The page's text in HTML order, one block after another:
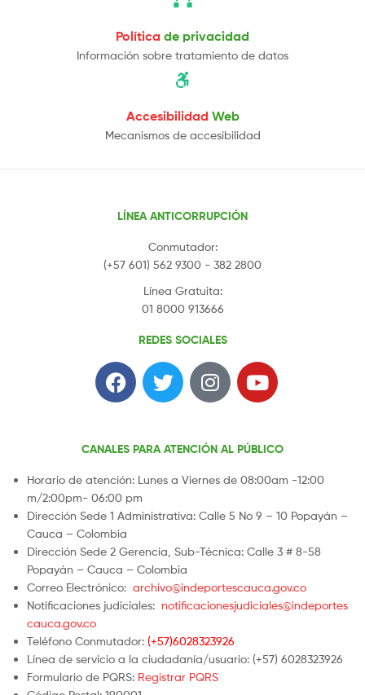
Política de privacidad
Información sobre tratamiento de datos
Accesibilidad Web
Mecanismos de accesibilidad
LÍNEA ANTICORRUPCIÓN
Conmutador:
(+57 601) 562 9300 - 382 2800
Línea Gratuita:
01 8000 913666
REDES SOCIALES
CANALES PARA ATENCIÓN AL PÚBLICO
Horario de atención: Lunes a Viernes de 08:00am -12:00
m/2:00pm- 06:00 pm
Dirección Sede 1 Administrativa: Calle 5 No 9 – 10 Popayán –
Cauca – Colombia
Dirección Sede 2 Gerencia, Sub-Técnica: Calle 3 # 8-58
Popayán – Cauca – Colombia
Correo Electrónico: archivo@indeportescauca.gov.co
Notificaciones judiciales: notificacionesjudiciales@indeportes
cauca.gov.co
Teléfono Conmutador: (+57)6028323926
Línea de servicio a la ciudadanía/usuario: (+57) 6028323926
Formulario de PQRS: Registrar PQRS